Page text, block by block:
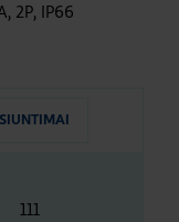
2P, IP66
111